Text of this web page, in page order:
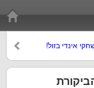
אינדי בזול!